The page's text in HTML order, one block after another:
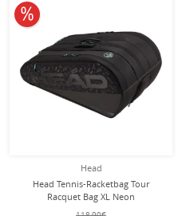
Head
Head Tennis-Racketbag Tour
Racquet Bag XL Neon
10% reduziert